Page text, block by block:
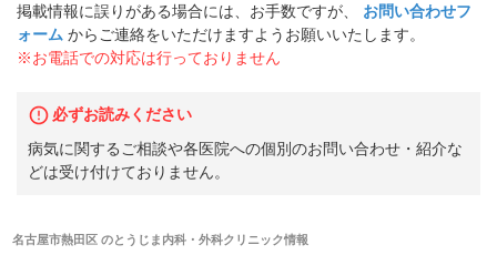
掲載情報に誤りがある場合には、お手数ですが、
お問い合わせフ
ォーム からご連絡をいただけますようお願いいたします。
※お電話での対応は行っておりません
必ずお読みください
病気に関するご相談や各医院への個別のお問い合わせ・紹介な
どは受け付けておりません。
名古屋市熱田区のとうじま内科・外科クリニック情報